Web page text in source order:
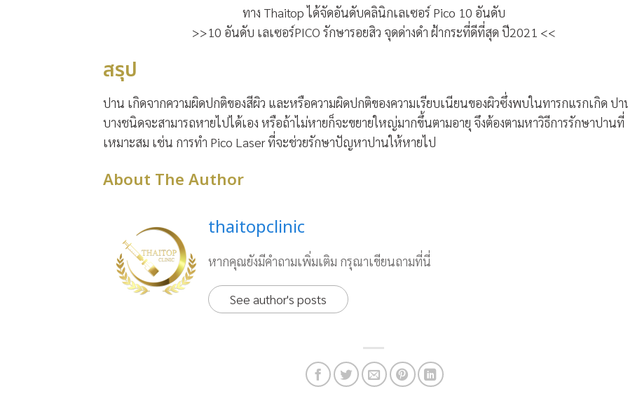
ทาง Thaitop ได้จัดอันดับคลินิกเลเซอร์ Pico 10 อันดับ
>>10 อันดับ เลเซอร์PICO รักษารอยสิว จุดด่างดำ ฝ้ากระที่ดีที่สุด ปี2021 <<
สรุป
ปาน เกิดจากความผิดปกติของสีผิว และหรือความผิดปกติของความเรียบเนียนของผิวซึ่งพบในทารกแรกเกิด ป
บางชนิดจะสามารถหายไปได้เอง หรือถ้าไม่หายก็จะขยายใหญ่มากขึ้นตามอายุ จึงต้องตามหาวิธีการรักษาปานที่
เหมาะสม เช่น การทำ Pico Laser ที่จะช่วยรักษาปัญหาปานให้หายไป
About The Author
thaitopclinic
หากคุณยังมีคำถามเพิ่มเติม กรุณาเขียนถามที่นี่
See author's posts